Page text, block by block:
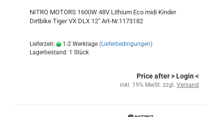
NITRO MOTORS 1600W 48V Lithium Eco midi Kinder
Dirtbike Tiger VX DLX 12" Art-Nr.1173182
Lieferzeit: 1-2 Werktage (Lieferbedingungen)
Lagerbestand: 1 Stück
Price after> Login <
inkl. 19% MwSt. zzgl. Versand